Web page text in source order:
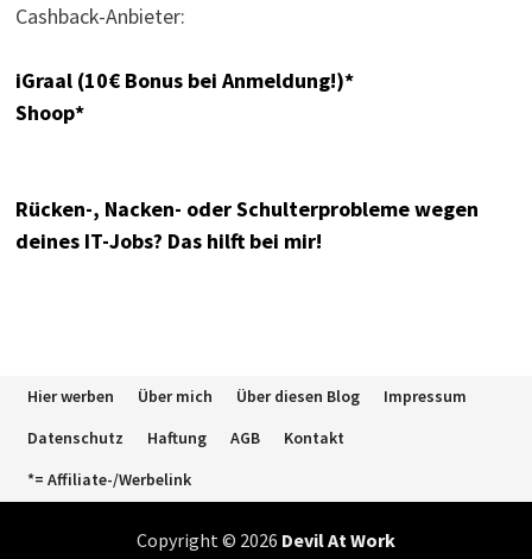
Cashback-Anbieter:
iGraal (10€ Bonus bei Anmeldung!)*
Shoop*
Rücken-, Nacken- oder Schulterprobleme wegen
deines IT-Jobs? Das hilft bei mir!
Hier werben Über mich Über diesen Blog
Impressum
Datenschutz
Haftung AGB
Kontakt
*= Affiliate-/Werbelink
Copyright © 2026 Devil At Work